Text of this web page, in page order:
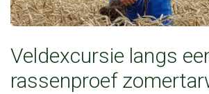
Veldexcursie langs
rassenproef